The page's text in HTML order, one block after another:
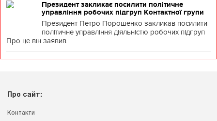
Президент закликає посилити політичне
управління робочих підгруп Контактної групи
Президент Петро Порошенко закликав посилити
політичне управління діяльністю робочих підгруп
Про це він заявив ...
Про сайт:
Контакти